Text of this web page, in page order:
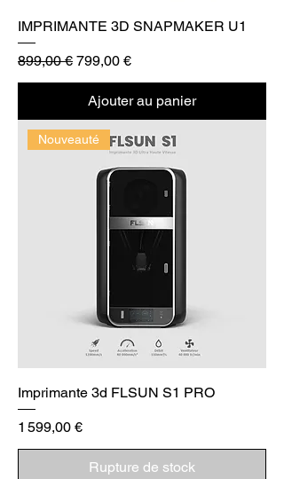
IMPRIMANTE 3D SNAPMAKER U1
Prix original
899,00 € Prix promotionnel
799,00 €
Ajouter au panier
Nouveauté
Imprimante 3d FLSUN S1 PRO
Prix
1 599,00 €
Rupture de stock